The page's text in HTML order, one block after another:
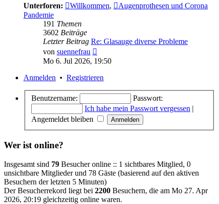
Unterforen:
Willkommen,
Augenprothesen und Corona
Pandemie
191 Themen
3602 Beiträge
Letzter Beitrag Re: Glasauge diverse Probleme
von suennefrau
Beitrag
Mo 6. Jul 2026, 19:50
Anmelden • Registrieren
Benutzername:
Passwort:
Ich habe mein Passwort vergessen |
Angemeldet bleiben
Wer ist online?
Insgesamt sind 79 Besucher online :: 1 sichtbares Mitglied, 0
unsichtbare Mitglieder und 78 Gäste (basierend auf den aktiven
Besuchern der letzten 5 Minuten)
Der Besucherrekord liegt bei 2200 Besuchern, die am Mo 27. Apr
2026, 20:19 gleichzeitig online waren.